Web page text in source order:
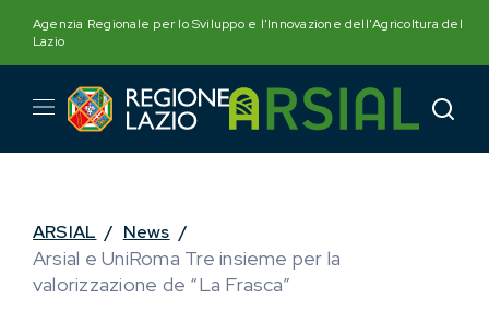
content
Agenzia Regionale per lo Sviluppo e l'Innovazione dell'Agricoltura del
Lazio
ARSIAL / News /
Arsial e UniRoma Tre insieme per la
valorizzazione de “La Frasca”